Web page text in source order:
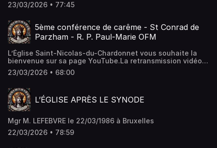
23/03/2026 • 77:45
5ème conférence de carême - St Conrad de
Parzham - R. P. Paul-Marie OFM
L’Église Saint-Nicolas-du-Chardonnet vous souhaite la
bienvenue sur sa page YouTube.La retransmission vidéo
de la messe dominicale ne remplace ni ne dispense de
l’obligation d’assister physiquement à la messe pour ceux
au dimanche) de 7H à 20H30.Tous les horaires des offices
ici : https://www.saintnicolasduchardonnet....Pour
soutenir la retransmission vidéo PayPal :
Sacerdotale Saint Pie X Prieuré Sainte Geneviève 23, rue
des Bernardins 75005 PARISIBAN : FR76 3000 3036 0000
0502 7872 952BIC : SOGEFRPPQue Dieu vous bénisse.
23/03/2026 • 68:00
L’ÉGLISE APRÈS LE SYNODE
Mgr M. LEFEBVRE le 22/03/1986 à Bruxelles
22/03/2026 • 78:59